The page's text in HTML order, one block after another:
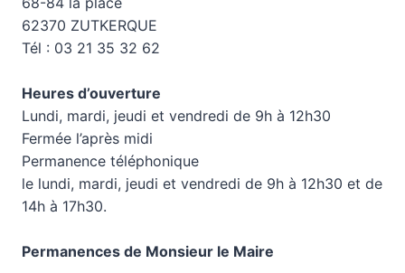
62370 ZUTKERQUE
Tél : 03 21 35 32 62
Heures d’ouverture
Lundi, mardi, jeudi et vendredi de 9h à 12h30
Fermée l’après midi
Permanence téléphonique
le lundi, mardi, jeudi et vendredi de 9h à 12h30 et de
14h à 17h30.
Permanences de Monsieur le Maire